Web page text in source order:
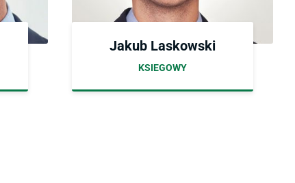
Jakub Laskowski
KSIEGOWY